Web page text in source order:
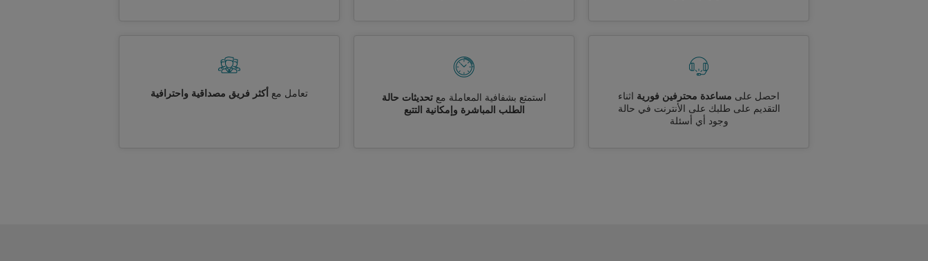
احصل على مساعدة محترفين فورية اثناء
التقديم على طلبك على الأنترنت في حالة
وجود أي أسئلة
استمتع بشفافية المعاملة مع تحديثات حالة
الطلب المباشرة وإمكانية التتبع
تعامل مع أكثر فريق مصداقية واحترافية